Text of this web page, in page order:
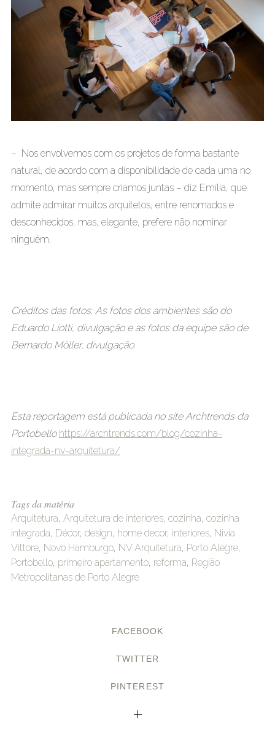
– Nos envolvemos com os projetos de forma bastante
natural, de acordo com a disponibilidade de cada uma no
momento, mas sempre criamos juntas – diz Emília, que
admite admirar muitos arquitetos, entre renomados e
desconhecidos, mas, elegante, prefere não nominar
ninguém.
Créditos das fotos: As fotos dos ambientes são do
Eduardo Liotti, divulgação e as fotos da equipe são de
Bernardo Möller, divulgação.
Esta reportagem está publicada no site Archtrends da
Portobello https://archtrends.com/blog/cozinha-
integrada-nv-arquitetura/
Tags da matéria
Arquitetura, Arquitetura de interiores, cozinha, cozinha
integrada, Décor, design, home decor, interiores, Nivia
Vittore, Novo Hamburgo, NV Arquitetura, Porto Alegre,
Portobello, primeiro apartamento, reforma, Região
Metropolitanas de Porto Alegre
FACEBOOK
TWITTER
PINTEREST